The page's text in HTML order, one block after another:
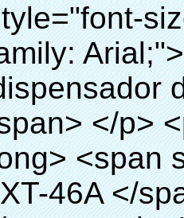
0px; font-size: inherit; font-style: inherit; font-weight: inherit; line-height: 18px; vertical-align: baseline; color: #000000;"> Se <span style="margin: 0px; padding: 0px; border: 0px; font-family: Arial; font-size: 10pt; font-style: inherit; font-weight: inherit; line-height: 20px; vertical-align: baseline;"> salidas y corta automáticamente la película y proporcionar aire caliente con control preciso de la temperatura. </span> </span> </p> <p style="border: 0px; font-family: Arial, Helvetica; line-height: 18px; vertical-align: baseline; word-wrap: break-word; color: #333333;"> <span style="margin: 0px; padding: 0px; border: 0px; font-family: Arial; font-size: 10pt; font-style: inherit; font-weight: inherit; line-height: 20px; vertical-align: baseline; color: #000000;"> Puede cubrir zapatos de diferentes tamaños, una capa de película cubrirá la parte inferior del zapato. </span> </p> <p style="border: 0px; font-family: Arial, Helvetica; line-height: 18px; vertical-align: baseline; word-wrap: break-word; color: #333333;">&nbsp;</p> <p style="border: 0px; font-family: Arial, Helvetica; line-height: 18px; vertical-align: baseline; word-wrap: break-word; color: #333333;"> <em> <span style="margin: 0px; padding: 0px; border: 0px; font-family: Arial; font-size: 18px; font-style: inherit; font-weight: inherit; line-height: 27px; vertical-align: baseline; color: #339966;"> Nuestra Cubierta Dispenser puede hacer y desgaste cubierta del zapato para usted automaticlly! </span> </em> </p> <p style="border: 0px; font-family: Arial, Helvetica; line-height: 18px; vertical-align: baseline; word-wrap: break-word; color: #333333;"> <em> <span style="margin: 0px; padding: 0px; border: 0px; font-family: Arial; font-size: 18px; font-style: inherit; font-weight: inherit; line-height: 27px; vertical-align: baseline; color: #339966;"> Con el uso de la cubierta del zapato, se puede mantener el piso limpio y evitar la infección cruzada! </span> </em> </p> <p style="border: 0px; font-family: Arial, Helvetica; line-height: 18px; vertical-align: baseline; word-wrap: break-word; color: #333333;">&nbsp;</p> <p style="border: